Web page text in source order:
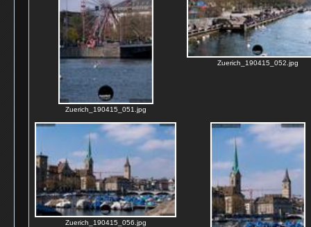
Zuerich_190415_051.jpg
Zuerich_190415_052.jpg
Zuerich_190415_056.jpg